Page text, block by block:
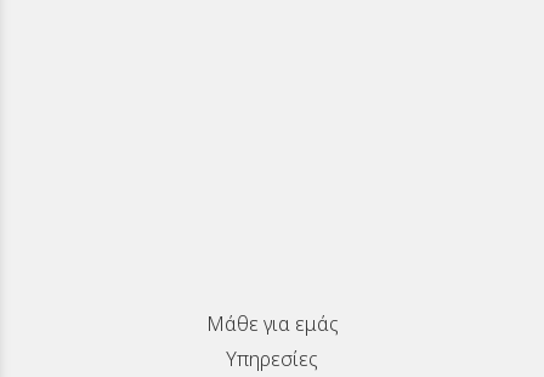
Μάθε για εμάς
Υπηρεσίες